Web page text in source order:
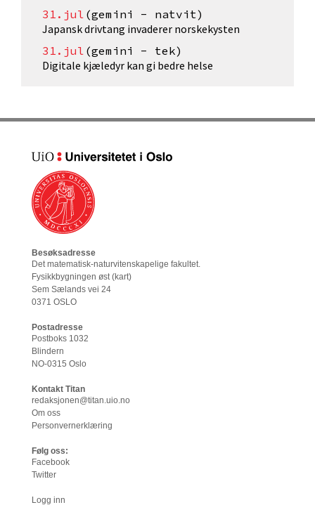
31.jul (gemini - natvit)
Japansk drivtang invaderer norskekysten
31.jul (gemini - tek)
Digitale kjæledyr kan gi bedre helse
Besøksadresse
Det matematisk-naturvitenskapelige fakultet.
Fysikkbygningen øst (kart)
Sem Sælands vei 24
0371 OSLO
Postadresse
Postboks 1032
Blindern
NO-0315 Oslo
Kontakt Titan
redaksjonen@titan.uio.no
Om oss
Personvernerklæring
Følg oss:
Facebook
Twitter
Logg inn